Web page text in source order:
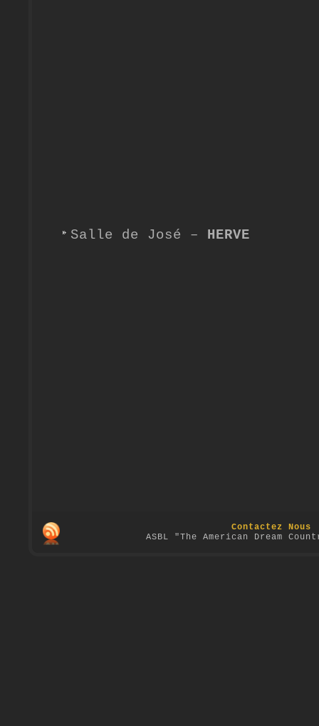
Salle de José – HERVE
Contactez Nous
ASBL "The American Dream